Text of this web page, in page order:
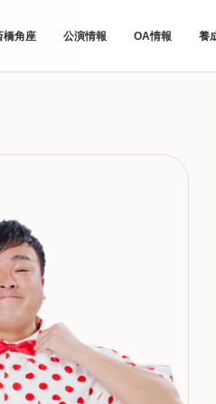
橋角座 公演情報 OA情報 養